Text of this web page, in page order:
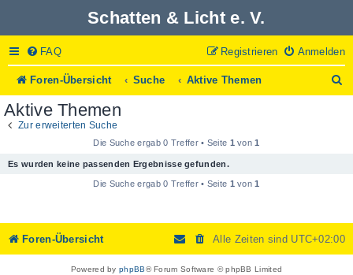
Schatten & Licht e. V.
FAQ Anmelden
Registrieren
Foren-Übersicht Suche Aktive Themen
u
Aktive Themen
Zur erweiterten Suche
Die Suche ergab 0 Treffer • Seite 1von1
Es wurden keine passenden Ergebnisse gefunden.
Die Suche ergab 0 Treffer • Seite 1von1
Foren-Übersicht Alle Zeiten sind UTC+02:00
Powered byphpBB® Forum Software © phpBB Limited